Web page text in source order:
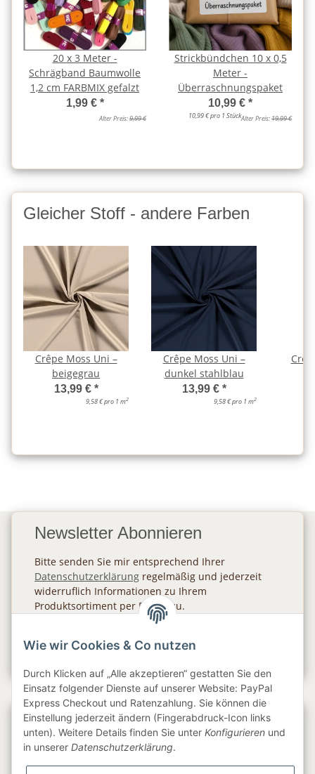
20 x 3 Meter -
Schrägband Baumwolle
1,2 cm FARBMIX gefalzt
1,99 € *
Alter Preis:9,99 €
Strickbündchen 10 x 0,5
Meter -
Überraschnungspaket
10,99 € *
10,99 € pro 1 StückAlter Preis:19,99 €
Gleicher Stoff - andere Farben
Crêpe Moss Uni –
beigegrau
13,99 € *
9,58 € pro 1 m2
Crêpe Moss Uni –
dunkel stahlblau
13,99 € *
9,58 € pro 1 m2
Newsletter Abonnieren
Bitte senden Sie mir entsprechend Ihrer
Datenschutzerklärung regelmäßig und jederzeit
widerruflich Informationen zu Ihrem
Produktsortiment per E-Mail zu.
Gesetzliche Informationen
Wie wir Cookies & Co nutzen
Durch Klicken auf „Alle akzeptieren“ gestatten Sie den
Einsatz folgender Dienste auf unserer Website: PayPal
Express Checkout und Ratenzahlung. Sie können die
Einstellung jederzeit ändern (Fingerabdruck-Icon links
unten). Weitere Details finden Sie unter Konfigurieren und
in unserer Datenschutzerklärung.